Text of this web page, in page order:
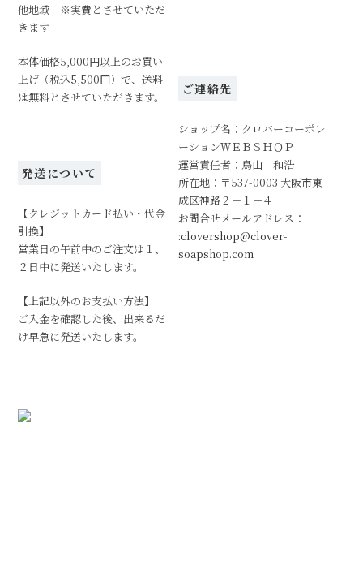
他地域 ※実費とさせていただ
きます
本体価格5,000円以上のお買い
上げ（税込5,500円）で、送料
は無料とさせていただきます。
発送について
【クレジットカード払い・代金
引換】
営業日の午前中のご注文は１、
２日中に発送いたします。
【上記以外のお支払い方法】
ご入金を確認した後、出来るだ
け早急に発送いたします。
ご連絡先
ショップ名：クロバーコーポレ
ーションＷＥＢＳＨＯＰ
運営責任者：鳥山 和浩
所在地：〒537-0003 大阪市東
成区神路２－１－４
お問合せメールアドレス：
:clovershop@clover-
soapshop.com